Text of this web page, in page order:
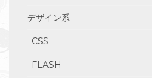
デザイン系
CSS
FLASH